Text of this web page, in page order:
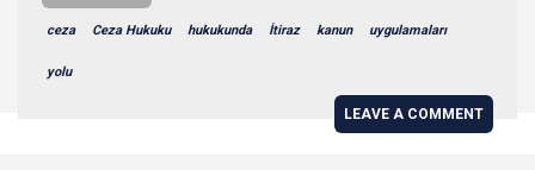
ceza Ceza Hukuku hukukunda İtiraz kanun uygulamaları
yolu
LEAVE A COMMENT